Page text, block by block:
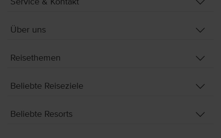
Service & Kontakt
Über uns
Reisethemen
Beliebte Reiseziele
Beliebte Resorts